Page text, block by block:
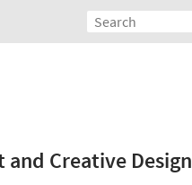
and Creative Design